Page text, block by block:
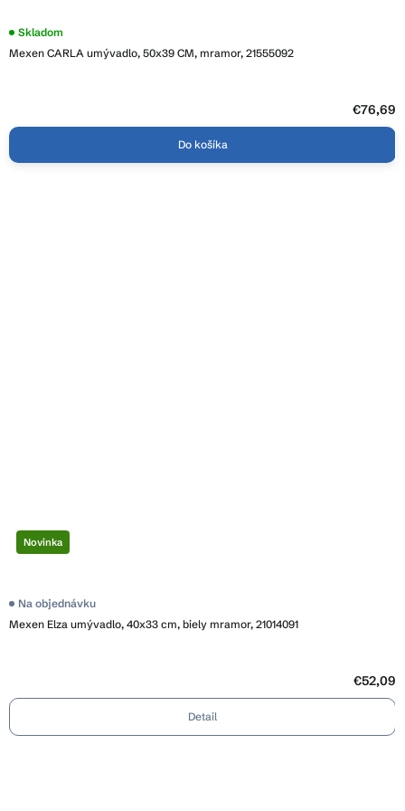
Mexen CARLA umývadlo, 50x39 CM, mramor, 21555092
Skladom
€76,69
Do košíka
Novinka
Mexen Elza umývadlo, 40x33 cm, biely mramor, 21014091
Na objednávku
€52,09
Detail